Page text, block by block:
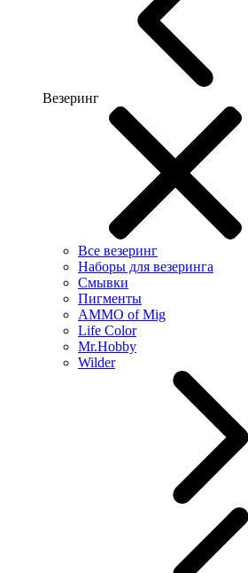
Везеринг
Все везеринг
Наборы для везеринга
Смывки
Пигменты
AMMO of Mig
Life Color
Mr.Hobby
Wilder